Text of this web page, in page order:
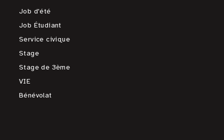
Job d'été
Job Étudiant
Service civique
Stage
Stage de 3ème
VIE
Bénévolat